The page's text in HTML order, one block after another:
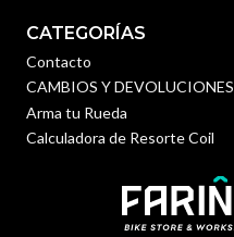
CATEGORÍAS
Contacto
CAMBIOS Y DEVOLUCIONES
Arma tu Rueda
Calculadora de Resorte Coil